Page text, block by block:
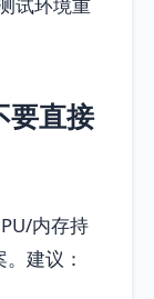
要直接
内存持
建议：